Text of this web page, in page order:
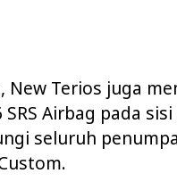
Terios juga
Airbag pada
seluruh